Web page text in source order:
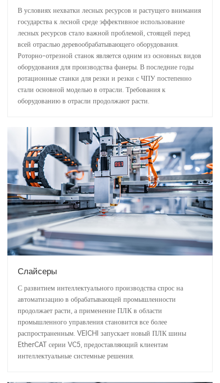
В условиях нехватки лесных ресурсов и растущего внимания
государства к лесной среде эффективное использование
лесных ресурсов стало важной проблемой, стоящей перед
всей отраслью деревообрабатывающего оборудования.
Роторно-отрезной станок является одним из основных видов
оборудования для производства фанеры. В последние годы
ротационные станки для резки и резки с ЧПУ постепенно
стали основной моделью в отрасли. Требования к
оборудованию в отрасли продолжают расти.
Слайсеры
С развитием интеллектуального производства спрос на
автоматизацию в обрабатывающей промышленности
продолжает расти, а применение ПЛК в области
промышленного управления становится все более
распространенным. VEICHI запускает новый ПЛК шины
EtherCAT серии VC5, предоставляющий клиентам
интеллектуальные системные решения.